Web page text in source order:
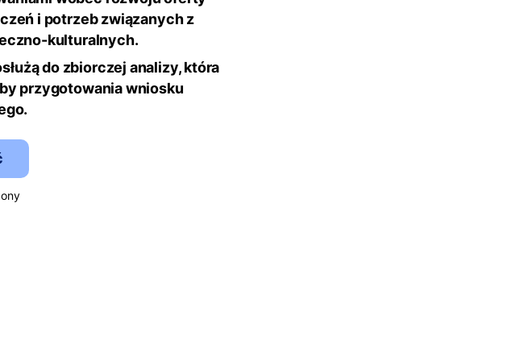
i potrzeb związanych z
kulturalnych.
do zbiorczej analizy, która
przygotowania wniosku
go.